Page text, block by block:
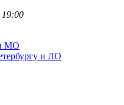
МО
и ЛО